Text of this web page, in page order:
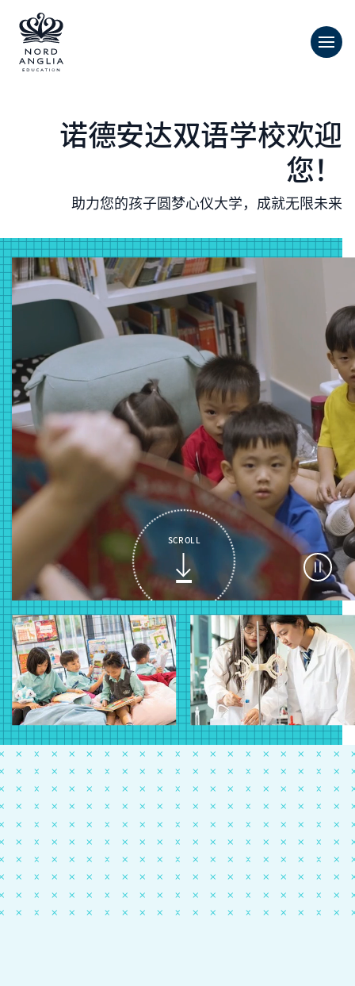
诺德安达双语学校欢迎
您！
助力您的孩子圆梦心仪大学，成就无限未来
SCROLL